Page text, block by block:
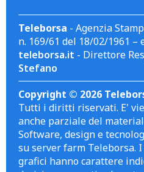
Teleborsa - Agenzia
n. 169/61 del 18/02/1961 –
teleborsa.it - Direttore
Stefano
Copyright © 2026
Tutti i diritti riservati. E'
anche parziale del
Software, design e
su server farm Teleborsa.
grafici hanno carattere